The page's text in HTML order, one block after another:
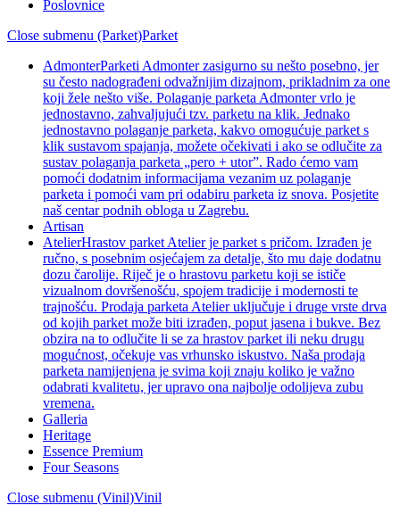
Poslovnice
Close submenu (Parket)Parket
AdmonterParketi Admonter zasigurno su nešto posebno, jer
su često nadograđeni odvažnijim dizajnom, prikladnim za one
koji žele nešto više. Polaganje parketa Admonter vrlo je
jednostavno, zahvaljujući tzv. parketu na klik. Jednako
jednostavno polaganje parketa, kakvo omogućuje parket s
klik sustavom spajanja, možete očekivati i ako se odlučite za
sustav polaganja parketa „pero + utor”. Rado ćemo vam
pomoći dodatnim informacijama vezanim uz polaganje
parketa i pomoći vam pri odabiru parketa iz snova. Posjetite
naš centar podnih obloga u Zagrebu.
Artisan
AtelierHrastov parket Atelier je parket s pričom. Izrađen je
ručno, s posebnim osjećajem za detalje, što mu daje dodatnu
dozu čarolije. Riječ je o hrastovu parketu koji se ističe
vizualnom dovršenošću, spojem tradicije i modernosti te
trajnošću. Prodaja parketa Atelier uključuje i druge vrste drva
od kojih parket može biti izrađen, poput jasena i bukve. Bez
obzira na to odlučite li se za hrastov parket ili neku drugu
mogućnost, očekuje vas vrhunsko iskustvo. Naša prodaja
parketa namijenjena je svima koji znaju koliko je važno
odabrati kvalitetu, jer upravo ona najbolje odolijeva zubu
vremena.
Galleria
Heritage
Essence Premium
Four Seasons
Close submenu (Vinil)Vinil